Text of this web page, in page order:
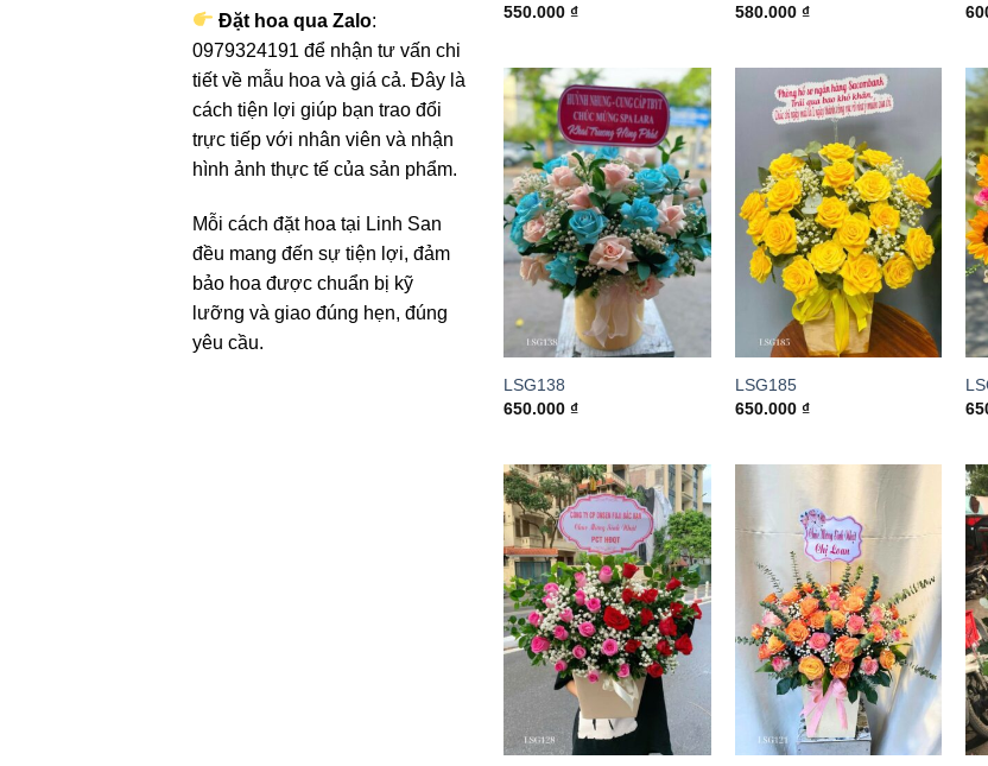
Đặt hoa qua Zalo:
0979324191 để nhận tư vấn chi
tiết về mẫu hoa và giá cả. Đây là
cách tiện lợi giúp bạn trao đổi
trực tiếp với nhân viên và nhận
hình ảnh thực tế của sản phẩm.
Mỗi cách đặt hoa tại Linh San
đều mang đến sự tiện lợi, đảm
bảo hoa được chuẩn bị kỹ
lưỡng và giao đúng hẹn, đúng
yêu cầu.
550.000₫
580.000 ₫
LSG138
650.000₫
LSG185
650.000 ₫